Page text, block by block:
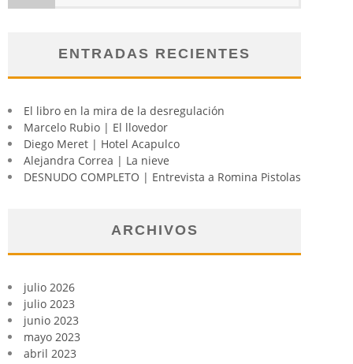
ENTRADAS RECIENTES
El libro en la mira de la desregulación
Marcelo Rubio | El llovedor
Diego Meret | Hotel Acapulco
Alejandra Correa | La nieve
DESNUDO COMPLETO | Entrevista a Romina Pistolas
ARCHIVOS
julio 2026
julio 2023
junio 2023
mayo 2023
abril 2023